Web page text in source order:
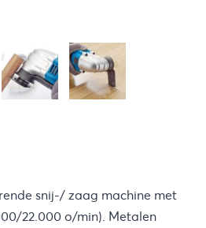
snij-/ zaag machine met
22.000 o/min). Metalen